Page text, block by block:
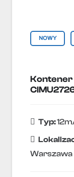
NOWY
Kontener
Typ:
Warszawa